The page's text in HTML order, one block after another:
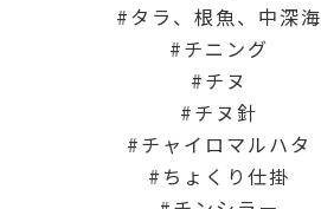
タラ、根魚、中深海
チニング
チヌ
チヌ針
チャイロマルハタ
ちょくり仕掛